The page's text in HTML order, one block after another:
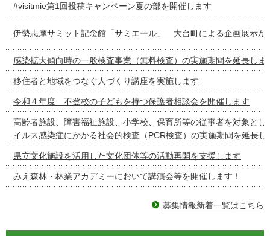
#visitmie第1回投稿キャンペーン夏の部を開催します
伊勢志摩サミット記念館「サミエール」 大台町による企画展示が
感染拡大傾向時の一般検査事業（無料検査）の実施期間を延長しま
移住者と地域をつなぐ人づくり講座を実施します
令和４年度 不登校の子どもを持つ保護者相談会を開催します
高齢者施設、障害福祉施設、小学校、保育所等の従事者を対象とし
イルス感染症にかかる社会的検査（PCR検査）の実施期間を延長し
県立文化施設を活用した文化団体等の活動再開を支援します
みえ森林・林業アカデミーにおいて講演会等を開催します！
募集情報新着一覧はこちら